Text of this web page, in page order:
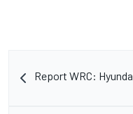
Report WRC: